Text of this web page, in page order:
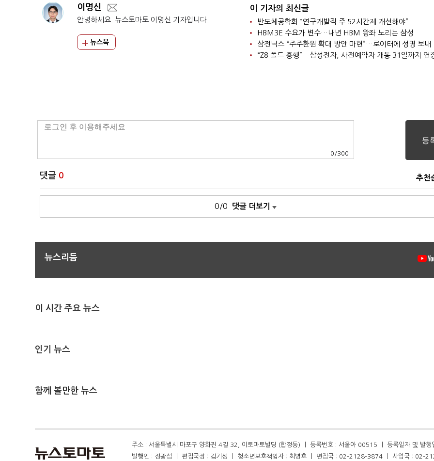
이명신
안녕하세요. 뉴스토마토 이명신 기자입니다.
뉴스북
이 기자의 최신글
반도체공학회 “연구개발직 주 52시간제 개선해야”
HBM3E 수요가 변수…내년 HBM 왕좌 노리는 삼성
삼전닉스 “주주환원 확대 방안 마련”…로이터에 성명 보내
“Z8 폴드 흥행”…삼성전자, 사전예약자 개통 31일까지 연
0 /300
댓글 0 추천
0/0 댓글 더보기
뉴스리듬
이 시간 주요 뉴스
인기 뉴스
함께 볼만한 뉴스
주소 : 서울특별시 마포구 양화진 4길 32, 이토마토빌딩 (합정동) ㅣ 등록번호 : 서울아 00515 ㅣ 등록일자 및 발
발행인 : 정광섭 ㅣ 편집국장 : 김기성 ㅣ 청소년보호책임자 : 최병호 ㅣ 편집국 : 02-2128-3874 ㅣ 사업국 : 02-